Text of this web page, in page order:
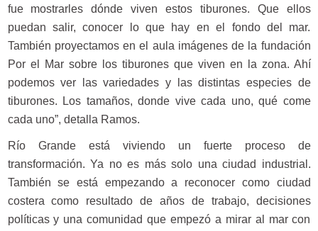
fue mostrarles dónde viven estos tiburones. Que ellos
puedan salir, conocer lo que hay en el fondo del mar.
También proyectamos en el aula imágenes de la fundación
Por el Mar sobre los tiburones que viven en la zona. Ahí
podemos ver las variedades y las distintas especies de
tiburones. Los tamaños, donde vive cada uno, qué come
cada uno”, detalla Ramos.
Río Grande está viviendo un fuerte proceso de
transformación. Ya no es más solo una ciudad industrial.
También se está empezando a reconocer como ciudad
costera como resultado de años de trabajo, decisiones
políticas y una comunidad que empezó a mirar al mar con